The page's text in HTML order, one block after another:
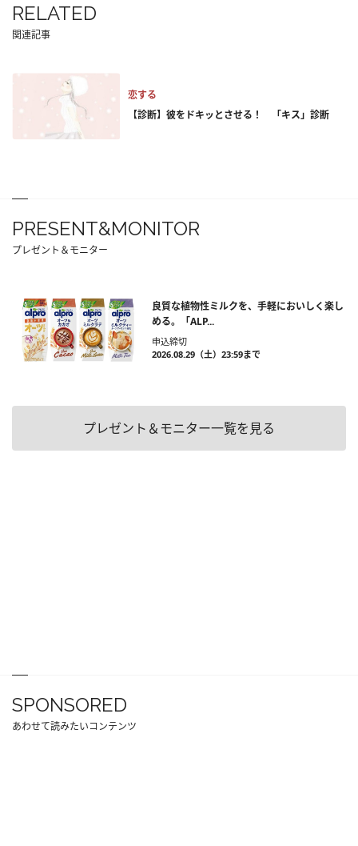
RELATED
関連記事
恋する
【診断】彼をドキッとさせる！ 「キス」診断
PRESENT&MONITOR
プレゼント＆モニター
良質な植物性ミルクを、手軽においしく楽し
める。「ALP...
申込締切
2026.08.29（土）23:59まで
プレゼント＆モニター一覧を見る
SPONSORED
あわせて読みたいコンテンツ